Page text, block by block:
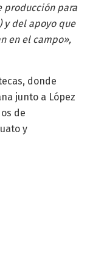
producción para
del apoyo que
en el campo»,
donde
junto a López
de
y